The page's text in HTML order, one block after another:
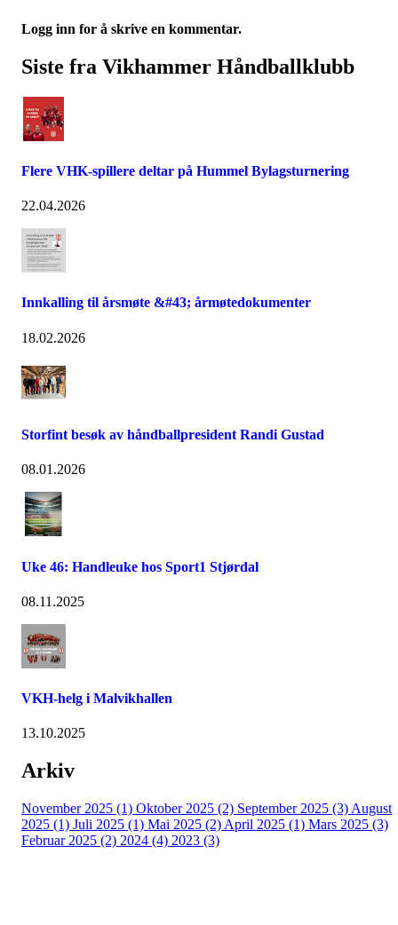
Logg inn for å skrive en kommentar.
Siste fra Vikhammer Håndballklubb
Flere VHK-spillere deltar på Hummel Bylagsturnering
22.04.2026
Innkalling til årsmøte &#43; årmøtedokumenter
18.02.2026
Storfint besøk av håndballpresident Randi Gustad
08.01.2026
Uke 46: Handleuke hos Sport1 Stjørdal
08.11.2025
VKH-helg i Malvikhallen
13.10.2025
Arkiv
November 2025 (1) Oktober 2025 (2) September 2025 (3) August
2025 (1) Juli 2025 (1) Mai 2025 (2) April 2025 (1) Mars 2025 (3)
Februar 2025 (2) 2024 (4) 2023 (3)